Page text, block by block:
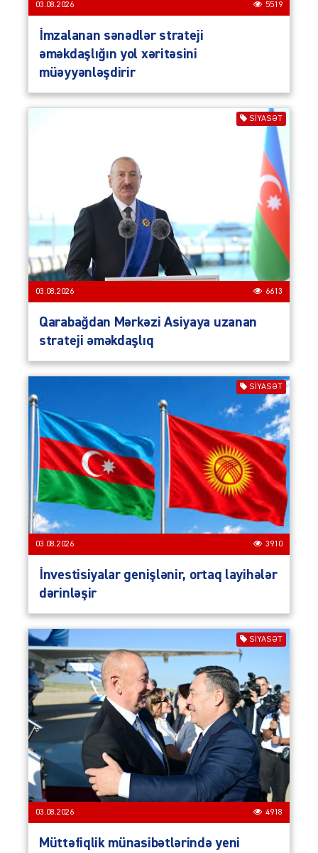
03.08.2026 5519
İmzalanan sənədlər strateji
əməkdaşlığın yol xəritəsini
müəyyənləşdirir
SIYASƏT
03.08.2026 6613
Qarabağdan Mərkəzi Asiyaya uzanan
strateji əməkdaşlıq
SIYASƏT
03.08.2026 3910
İnvestisiyalar genişlənir, ortaq layihələr
dərinləşir
SIYASƏT
03.08.2026 4918
Müttəfiqlik münasibətlərində yeni